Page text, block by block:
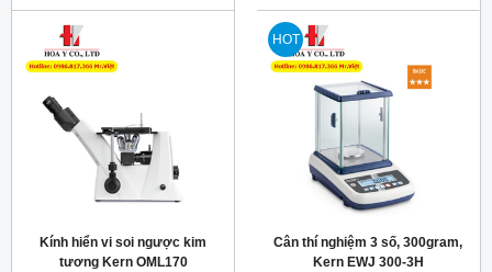
Kính hiển vi soi ngược kim
tương Kern OML170
HOT
Cân thí nghiệm 3 số, 300gram,
Kern EWJ 300-3H